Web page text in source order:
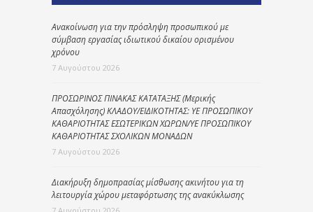
Ανακοίνωση για την πρόσληψη προσωπικού με
σύμβαση εργασίας ιδιωτικού δικαίου ορισμένου
χρόνου
7 Αυγούστου 2026
ΠΡΟΣΩΡΙΝΟΣ ΠΙΝΑΚΑΣ ΚΑΤΑΤΑΞΗΣ (Μερικής
Απασχόλησης) ΚΛΑΔΟΥ/ΕΙΔΙΚΟΤΗΤΑΣ: ΥΕ ΠΡΟΣΩΠΙΚΟΥ
ΚΑΘΑΡΙΟΤΗΤΑΣ ΕΣΩΤΕΡΙΚΩΝ ΧΩΡΩΝ/ΥΕ ΠΡΟΣΩΠΙΚΟΥ
ΚΑΘΑΡΙΟΤΗΤΑΣ ΣΧΟΛΙΚΩΝ ΜΟΝΑΔΩΝ
7 Αυγούστου 2026
Διακήρυξη δημοπρασίας μίσθωσης ακινήτου για τη
λειτουργία χώρου μεταφόρτωσης της ανακύκλωσης